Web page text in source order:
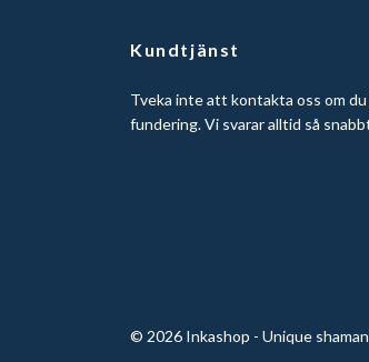
Kundtjänst
Tveka inte att kontakta oss om
fundering. Vi svarar alltid så
© 2026 Inkashop - Unique